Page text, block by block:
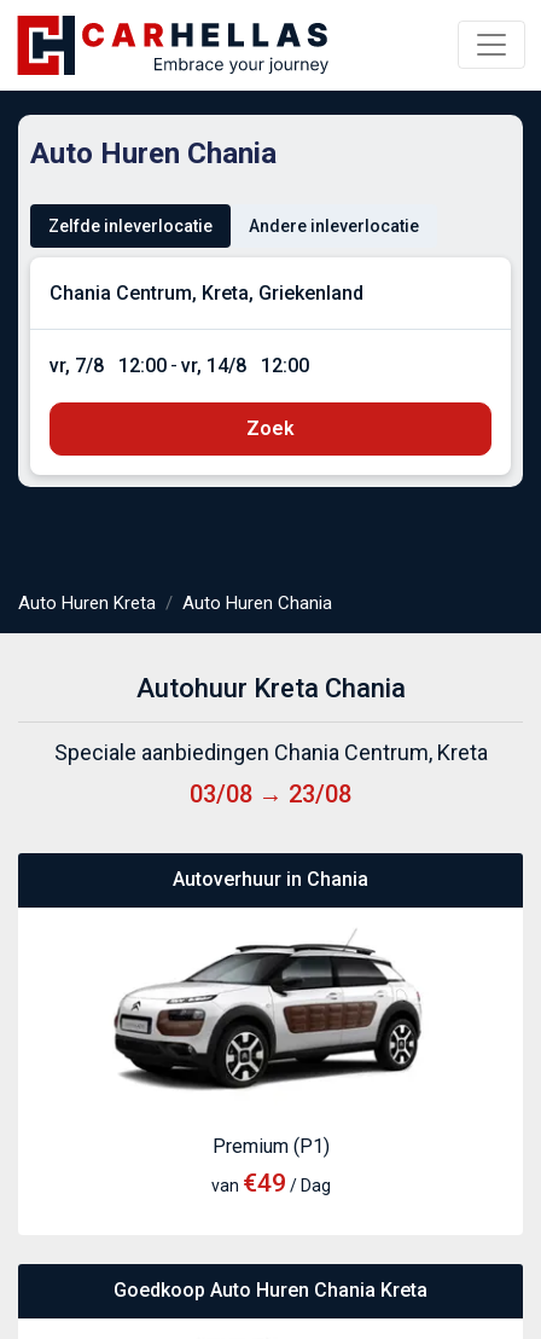
Auto Huren Chania
Zelfde inleverlocatie Andere inleverlocatie
vr, 7/8 12:00 - vr, 14/8 12:00
Zoek
Auto Huren Kreta Auto Huren Chania
Autohuur Kreta Chania
Speciale aanbiedingen Chania Centrum, Kreta
03/08 → 23/08
Autoverhuur in Chania
Premium (P1)
van €49 / Dag
Goedkoop Auto Huren Chania Kreta